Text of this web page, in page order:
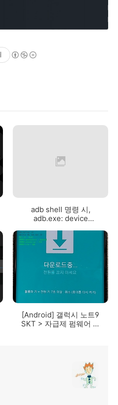
adb shell 명령 시,
adb.exe: device
[Android] 갤럭시 노트9
SKT > 자급제 펌웨어 교